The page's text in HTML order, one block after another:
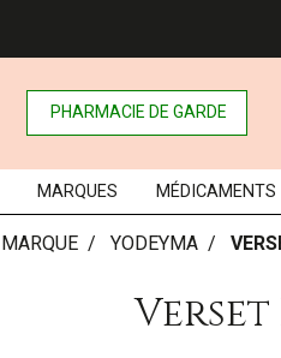
PHARMACIE DE GARDE
MARQUES MÉDICAMENTS
MARQUE YODEYMA
Verset